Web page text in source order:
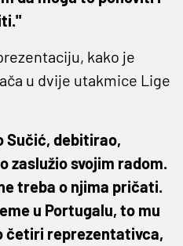
kako je
u dvije utakmice Lige
Sučić, debitirao,
zaslužio svojim radom.
treba o njima pričati.
u Portugalu, to mu
četiri reprezentativca,